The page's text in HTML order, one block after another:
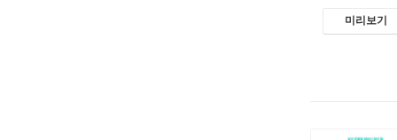
미리보기